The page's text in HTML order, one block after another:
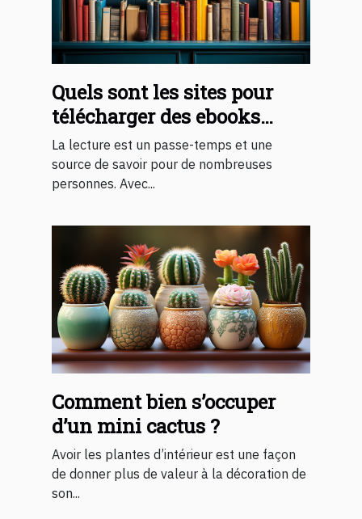
Quels sont les sites pour
télécharger des ebooks
gratuits 2023 ?
La lecture est un passe-temps et une
source de savoir pour de nombreuses
personnes. Avec...
Comment bien s’occuper
d’un mini cactus ?
Avoir les plantes d’intérieur est une façon
de donner plus de valeur à la décoration de
son...